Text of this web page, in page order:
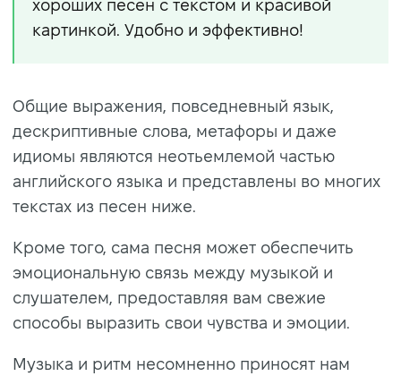
хороших песен с текстом и красивой
картинкой. Удобно и эффективно!
Общие выражения, повседневный язык,
дескриптивные слова, метафоры и даже
идиомы являются неотьемлемой частью
английского языка и представлены во многих
текстах из песен ниже.
Кроме того, сама песня может обеспечить
эмоциональную связь между музыкой и
слушателем, предоставляя вам свежие
способы выразить свои чувства и эмоции.
Музыка и ритм несомненно приносят нам